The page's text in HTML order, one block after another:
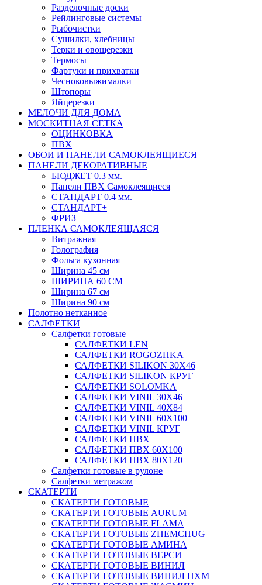
Разделочные доски
Рейлинговые системы
Рыбочистки
Сушилки, хлебницы
Терки и овощерезки
Термосы
Фартуки и прихватки
Чесноковыжималки
Штопоры
Яйцерезки
МЕЛОЧИ ДЛЯ ДОМА
МОСКИТНАЯ СЕТКА
ОЦИНКОВКА
ПВХ
ОБОИ И ПАНЕЛИ САМОКЛЕЯЩИЕСЯ
ПАНЕЛИ ДЕКОРАТИВНЫЕ
БЮДЖЕТ 0.3 мм.
Панели ПВХ Самоклеящиеся
СТАНДАРТ 0.4 мм.
СТАНДАРТ+
ФРИЗ
ПЛЕНКА САМОКЛЕЯЩАЯСЯ
Витражная
Голография
Фольга кухонная
Ширина 45 см
ШИРИНА 60 СМ
Ширина 67 см
Ширина 90 см
Полотно нетканное
САЛФЕТКИ
Салфетки готовые
САЛФЕТКИ LEN
САЛФЕТКИ ROGOZHKA
САЛФЕТКИ SILIKON 30Х46
САЛФЕТКИ SILIKON КРУГ
САЛФЕТКИ SOLOMKA
САЛФЕТКИ VINIL 30Х46
САЛФЕТКИ VINIL 40Х84
САЛФЕТКИ VINIL 60Х100
САЛФЕТКИ VINIL КРУГ
САЛФЕТКИ ПВХ
САЛФЕТКИ ПВХ 60Х100
САЛФЕТКИ ПВХ 80Х120
Салфетки готовые в рулоне
Салфетки метражом
СКАТЕРТИ
СКАТЕРТИ ГОТОВЫЕ
СКАТЕРТИ ГОТОВЫЕ AURUM
СКАТЕРТИ ГОТОВЫЕ FLAMA
СКАТЕРТИ ГОТОВЫЕ ZHEMCHUG
СКАТЕРТИ ГОТОВЫЕ АМИНА
СКАТЕРТИ ГОТОВЫЕ ВЕРСИ
СКАТЕРТИ ГОТОВЫЕ ВИНИЛ
СКАТЕРТИ ГОТОВЫЕ ВИНИЛ ПХМ